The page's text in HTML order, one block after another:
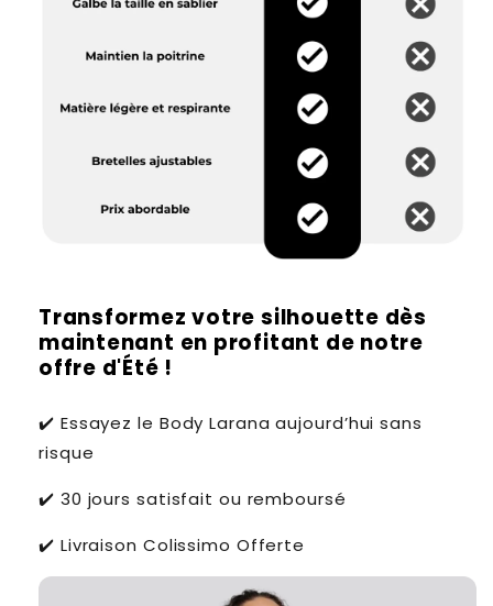
Transformez votre silhouette dès
maintenant en profitant de notre
offre d'Été !
✔️ Essayez le Body Larana aujourd’hui sans
risque
✔️ 30 jours satisfait ou remboursé
✔️ Livraison Colissimo Offerte